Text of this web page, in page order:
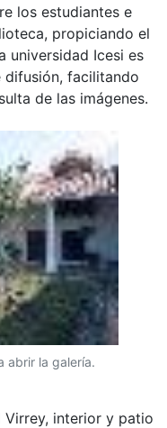
los estudiantes e
propiciando el
universidad Icesi es
difusión, facilitando
de las imágenes.
abrir la galería.
Virrey, interior y patio